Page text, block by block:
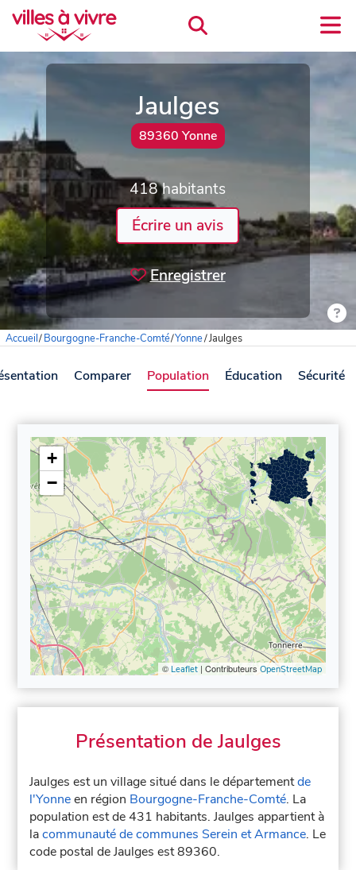
Jaulges
89360 Yonne
418 habitants
Écrire un avis
Enregistrer
Accueil/Bourgogne-Franche-Comté/Yonne/Jaulges
Comparer Population Éducation Sécurité
+
−
© Leaflet| Contributeurs OpenStreetMap
Présentation de Jaulges
Jaulges est un village situé dans le départementde
l'Yonneen région Bourgogne-Franche-Comté. La
population est de 431 habitants. Jaulges appartient à
lacommunauté de communes Serein et Armance. Le
code postal de Jaulges est 89360.